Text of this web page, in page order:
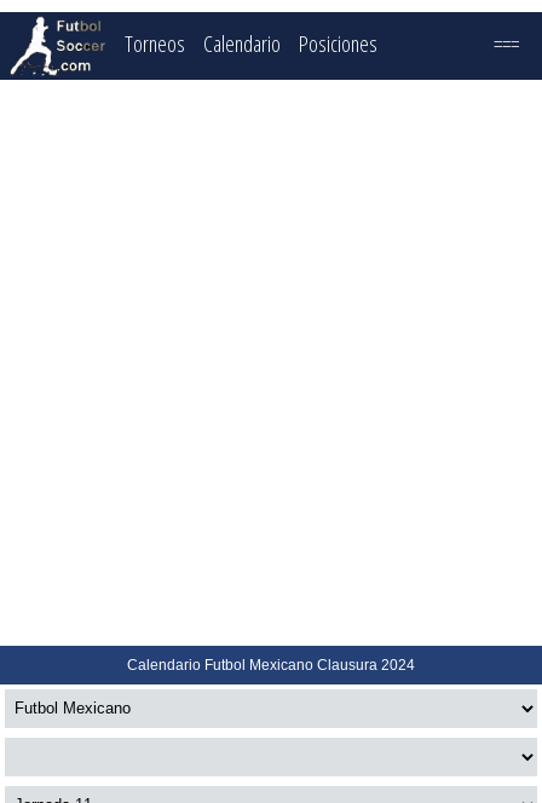
Torneos Calendario Posiciones ===
Calendario Futbol Mexicano Clausura 2024